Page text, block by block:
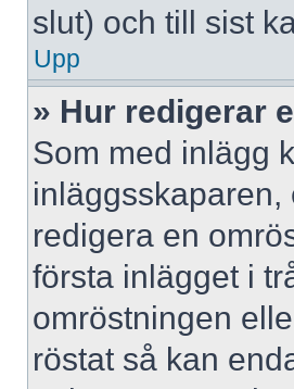
slut) och till sist
Upp
» Hur redigerar
Som med inlägg
inläggsskaparen,
redigera en
första inlägget i
omröstningen
röstat så kan